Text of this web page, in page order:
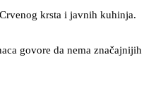
krsta i javnih kuhinja.
govore da nema